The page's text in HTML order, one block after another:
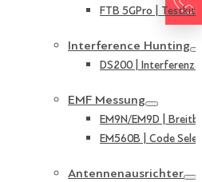
FTB 5GPro | Testkit
Interference Hunting
DS200 |
EMF Messung
EM9N/EM9D |
EM560B | Code
Antennenausrichter